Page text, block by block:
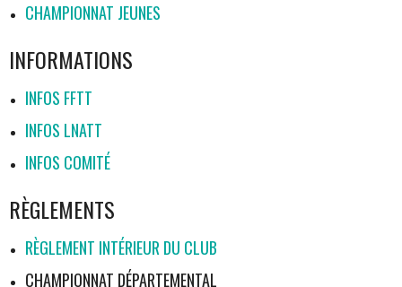
CHAMPIONNAT JEUNES
INFORMATIONS
INFOS FFTT
INFOS LNATT
INFOS COMITÉ
RÈGLEMENTS
RÈGLEMENT INTÉRIEUR DU CLUB
CHAMPIONNAT DÉPARTEMENTAL